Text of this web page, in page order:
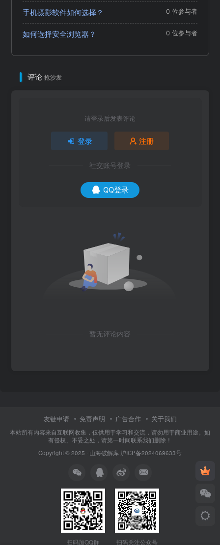
手机摄影软件如何选择？ 0 位参与者
如何选择安全浏览器？ 0 位参与者
评论 抢沙发
请登录后发表评论
登录 注册
社交账号登录
QQ登录
暂无评论内容
友链申请 免责声明 广告合作 关于我们
本站所有内容来自互联网收集，仅供用于学习和交流，请勿用于商业用途。如
有侵权、不妥之处，请第一时间联系我们删除！
Copyright © 2025 · 山海破解库沪ICP备2024069633号
扫码加QQ群 扫码关注公众号